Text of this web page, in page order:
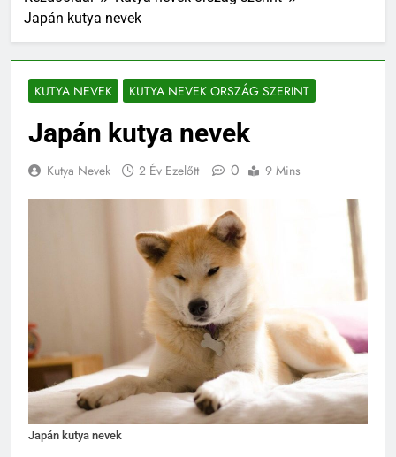
Japán kutya nevek
KUTYA NEVEK KUTYA NEVEK ORSZÁG SZERINT
Japán kutya nevek
Kutya Nevek 2 Év Ezelőtt 0 9 Mins
Japán kutya nevek